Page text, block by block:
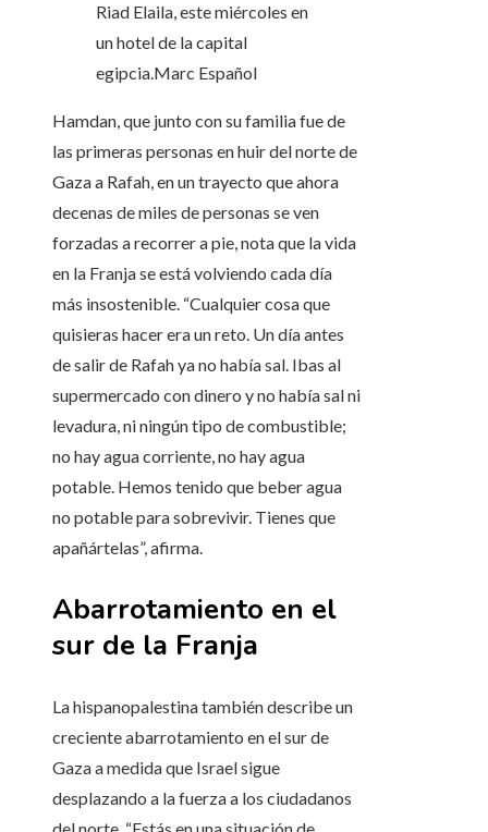
Riad Elaila, este miércoles en
un hotel de la capital
egipcia.Marc Español
Hamdan, que junto con su familia fue de
las primeras personas en huir del norte de
Gaza a Rafah, en un trayecto que ahora
decenas de miles de personas se ven
forzadas a recorrer a pie, nota que la vida
en la Franja se está volviendo cada día
más insostenible. “Cualquier cosa que
quisieras hacer era un reto. Un día antes
de salir de Rafah ya no había sal. Ibas al
supermercado con dinero y no había sal ni
levadura, ni ningún tipo de combustible;
no hay agua corriente, no hay agua
potable. Hemos tenido que beber agua
no potable para sobrevivir. Tienes que
apañártelas”, afirma.
Abarrotamiento en el
sur de la Franja
La hispanopalestina también describe un
creciente abarrotamiento en el sur de
Gaza a medida que Israel sigue
desplazando a la fuerza a los ciudadanos